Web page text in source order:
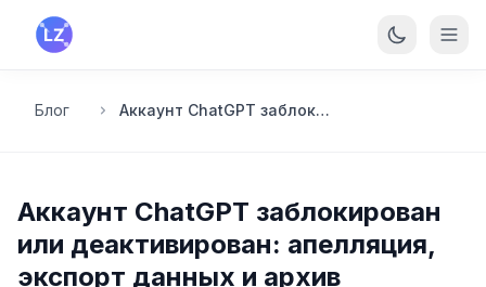
Перейти к основному содержанию
Блог Аккаунт ChatGPT заблокирован или деактивирован: апелляция, экспорт данных и архив
Аккаунт ChatGPT заблокирован
или деактивирован: апелляция,
экспорт данных и архив